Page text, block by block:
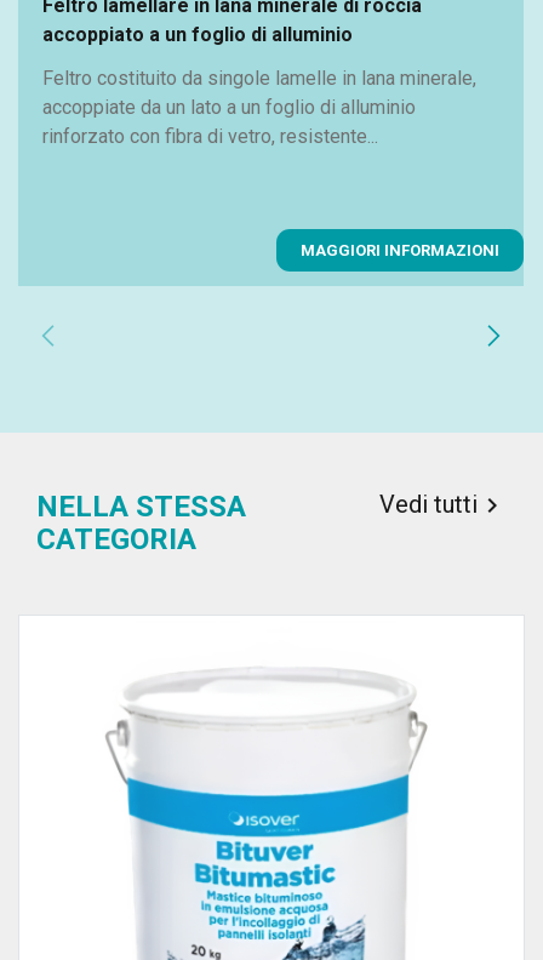
Feltro lamellare in lana minerale di roccia
accoppiato a un foglio di alluminio
Feltro costituito da singole lamelle in lana minerale,
accoppiate da un lato a un foglio di alluminio
rinforzato con fibra di vetro, resistente...
MAGGIORI INFORMAZIONI
chevron_left chevron_right
NELLA STESSA
CATEGORIA
Vedi tutti 